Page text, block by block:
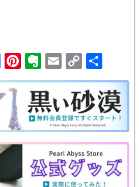
F
a
c
b
o
o
k
Pi
nt
er
e
st
E
v
er
n
ot
e
E
m
ail
C
o
p
y
Li
n
k
有